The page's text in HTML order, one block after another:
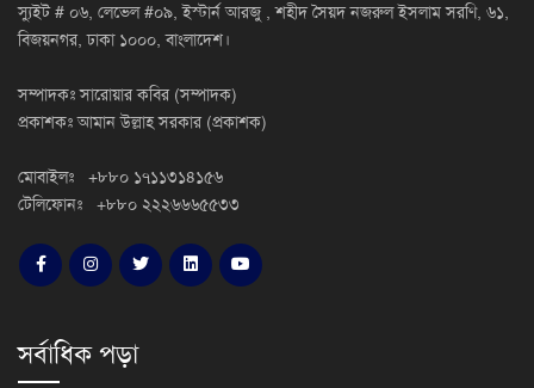
স্যুইট # ০৬, লেভেল #০৯, ইস্টার্ন আরজু , শহীদ সৈয়দ নজরুল ইসলাম সরণি, ৬১,
বিজয়নগর, ঢাকা ১০০০, বাংলাদেশ।
সম্পাদকঃ সারোয়ার কবির (সম্পাদক)
প্রকাশকঃ আমান উল্লাহ সরকার (প্রকাশক)
মোবাইলঃ +৮৮০ ১৭১১৩১৪১৫৬
টেলিফোনঃ +৮৮০ ২২২৬৬৬৫৫৩৩
সর্বাধিক পড়া